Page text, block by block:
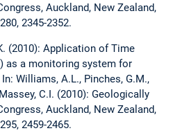
Auckland, New Zealand,
2345-2352.
(2010): Application of Time
as a monitoring system for
Williams, A.L., Pinches, G.M.,
C.I. (2010): Geologically
Auckland, New Zealand,
2459-2465.